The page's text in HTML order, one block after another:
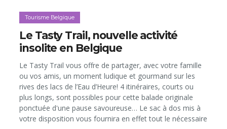
Tourisme Belgique
Le Tasty Trail, nouvelle activité
insolite en Belgique
Le Tasty Trail vous offre de partager, avec votre famille
ou vos amis, un moment ludique et gourmand sur les
rives des lacs de l’Eau d’Heure! 4 itinéraires, courts ou
plus longs, sont possibles pour cette balade originale
ponctuée d'une pause savoureuse… Le sac à dos mis à
votre disposition vous fournira en effet tout le nécessaire